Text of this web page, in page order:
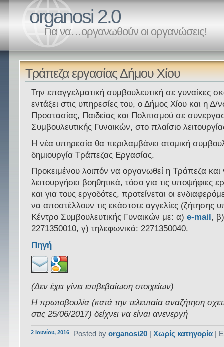
organosi 2.0
Για να…οργανωθούν οι οργανώσεις!
Τράπεζα εργασίας Δήμου Χίου
Την επαγγελματική συμβουλευτική σε γυναίκες
εντάξει στις υπηρεσίες του, ο Δήμος Χίου και η Δ/
Προστασίας, Παιδείας και Πολιτισμού σε
Συμβουλευτικής Γυναικών, στo πλαίσιο
Η νέα υπηρεσία θα περιλαμβάνει ατομική
δημιουργία Τράπεζας Εργασίας.
Προκειμένου λοιπόν να οργανωθεί η Τράπεζα
λειτουργήσει βοηθητικά, τόσο για τις υποψήφιες
και για τους εργοδότες, προτείνεται οι
να αποστέλλουν τις εκάστοτε αγγελίες (ζήτησης
Κέντρο Συμβουλευτικής Γυναικών με: α)e-mail ,
2271350010, γ) τηλεφωνικά: 2271350040.
Πηγή
(Δεν έχει γίνει επιβεβαίωση στοιχείων)
Η πρωτοβουλία (κατά την τελευταία αναζήτηση
στις 25/06/2017) δείχνει να είναι ανενεργή
2 Ιουνίου, 2016 Posted byorganosi20 |Χωρίς κατηγορία |